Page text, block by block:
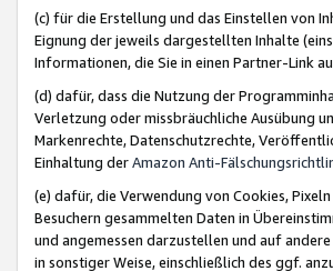
(c) für die Erstellung und das Einstellen von
Eignung der jeweils dargestellten Inhalte
Informationen, die Sie in einen Partner-Link
(d) dafür, dass die Nutzung der
Verletzung oder missbräuchliche Ausübung
Markenrechte, Datenschutzrechte,
Einhaltung derAmazon Anti-
(e) dafür, die Verwendung von Cookies,
Besuchern gesammelten Daten in
und angemessen darzustellen und auf
in sonstiger Weise, einschließlich des ggf.